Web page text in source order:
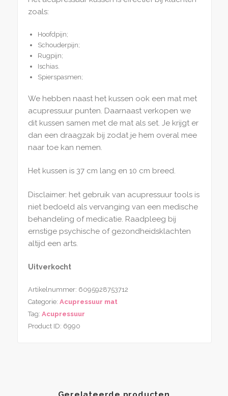
zoals:
Hoofdpijn;
Schouderpijn;
Rugpijn;
Ischias.
Spierspasmen;
We hebben naast het kussen ook een mat met
acupressuur punten. Daarnaast verkopen we
dit kussen samen met de mat als set. Je krijgt er
dan een draagzak bij zodat je hem overal mee
naar toe kan nemen.
Het kussen is 37 cm lang en 10 cm breed.
Disclaimer: het gebruik van acupressuur tools is
niet bedoeld als vervanging van een medische
behandeling of medicatie. Raadpleeg bij
ernstige psychische of gezondheidsklachten
altijd een arts.
Uitverkocht
Artikelnummer: 6095928753712
Categorie: Acupressuur mat
Tag: Acupressuur
Product ID: 6990